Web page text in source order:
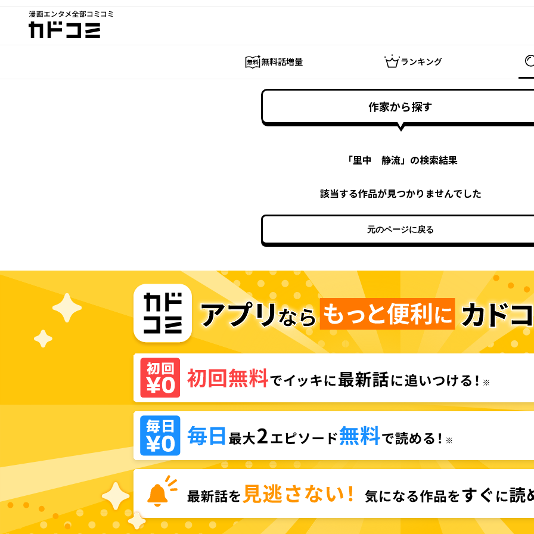
漫画エンタメ全部コミコミ
カドコミ
無料話増量 ランキング
作家から探す
「里中 静流」の検索結果
該当する作品が見つかりませんでした
元のページに戻る